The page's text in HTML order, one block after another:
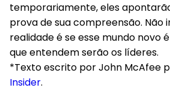
temporariamente, eles
prova de sua compreensão. Não
realidade é se esse mundo novo
que entendem serão os líderes.
*Texto escrito por John McAfee
Insider.